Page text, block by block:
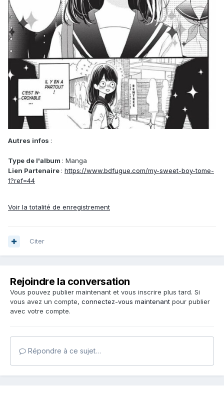
Autres infos :
Type de l'album : Manga
Lien Partenaire : https://www.bdfugue.com/my-sweet-boy-tome-
1?ref=44
Voir la totalité de enregistrement
Citer
Rejoindre la conversation
Vous pouvez publier maintenant et vous inscrire plus tard. Si
vous avez un compte, connectez-vous maintenant pour publier
avec votre compte.
Répondre à ce sujet…